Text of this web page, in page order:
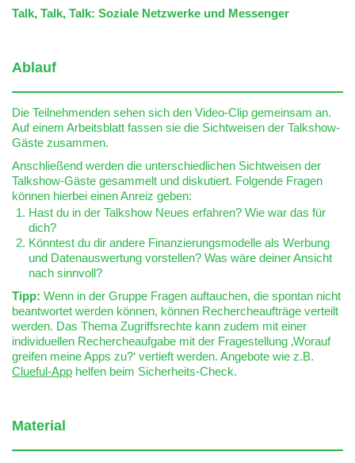
Talk, Talk, Talk: Soziale Netzwerke und Messenger
Ablauf
Die Teilnehmenden sehen sich den Video-Clip gemeinsam an.
Auf einem Arbeitsblatt fassen sie die Sichtweisen der Talkshow-
Gäste zusammen.
Anschließend werden die unterschiedlichen Sichtweisen der
Talkshow-Gäste gesammelt und diskutiert. Folgende Fragen
können hierbei einen Anreiz geben:
Hast du in der Talkshow Neues erfahren? Wie war das für
dich?
Könntest du dir andere Finanzierungsmodelle als Werbung
und Datenauswertung vorstellen? Was wäre deiner Ansicht
nach sinnvoll?
Tipp: Wenn in der Gruppe Fragen auftauchen, die spontan nicht
beantwortet werden können, können Rechercheaufträge verteilt
werden. Das Thema Zugriffsrechte kann zudem mit einer
individuellen Rechercheaufgabe mit der Fragestellung ‚Worauf
greifen meine Apps zu?‘ vertieft werden. Angebote wie z.B.
Clueful-App helfen beim Sicherheits-Check.
Material